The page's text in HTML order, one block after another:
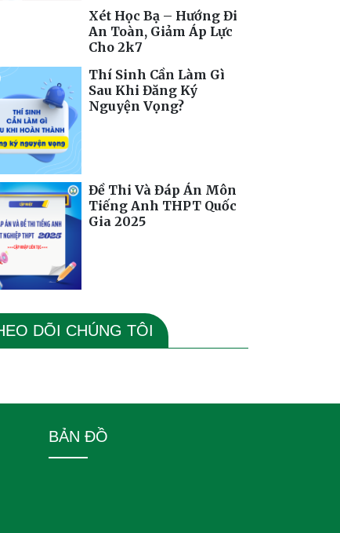
Xét Học Bạ – Hướng Đi
An Toàn, Giảm Áp Lực
Cho 2k7
Thí Sinh Cần Làm Gì
Sau Khi Đăng Ký
Nguyện Vọng?
Đề Thi Và Đáp Án Môn
Tiếng Anh THPT Quốc
Gia 2025
DÕI CHÚNG TÔI
BẢN ĐỒ